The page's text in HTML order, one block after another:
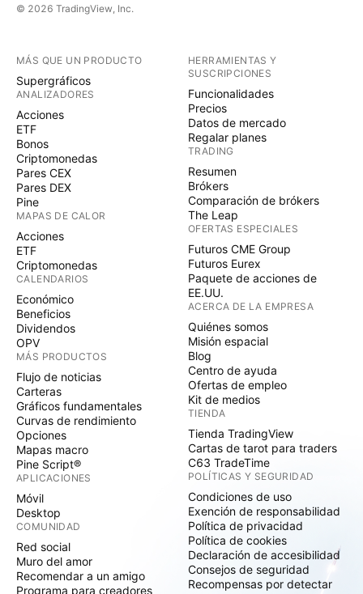
© 2026 TradingView, Inc.
MÁS QUE UN PRODUCTO
Supergráficos
ANALIZADORES
Acciones
ETF
Bonos
Criptomonedas
Pares CEX
Pares DEX
Pine
MAPAS DE CALOR
Acciones
ETF
Criptomonedas
CALENDARIOS
Económico
Beneficios
Dividendos
OPV
MÁS PRODUCTOS
Flujo de noticias
Carteras
Gráficos fundamentales
Curvas de rendimiento
Opciones
Mapas macro
Pine Script®
APLICACIONES
Móvil
Desktop
COMUNIDAD
Red social
Muro del amor
Recomendar a un amigo
Programa para creadores
HERRAMIENTAS Y
SUSCRIPCIONES
Funcionalidades
Precios
Datos de mercado
Regalar planes
TRADING
Resumen
Brókers
Comparación de brókers
The Leap
OFERTAS ESPECIALES
Futuros CME Group
Futuros Eurex
Paquete de acciones de
EE.UU.
ACERCA DE LA EMPRESA
Quiénes somos
Misión espacial
Blog
Centro de ayuda
Ofertas de empleo
Kit de medios
TIENDA
Tienda TradingView
Cartas de tarot para traders
C63 TradeTime
POLÍTICAS Y SEGURIDAD
Condiciones de uso
Exención de responsabilidad
Política de privacidad
Política de cookies
Declaración de accesibilidad
Consejos de seguridad
Recompensas por detectar